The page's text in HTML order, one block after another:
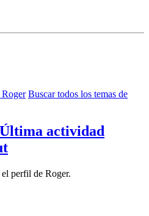
Roger Buscar todos los temas de
Última actividad
perfil de Roger.